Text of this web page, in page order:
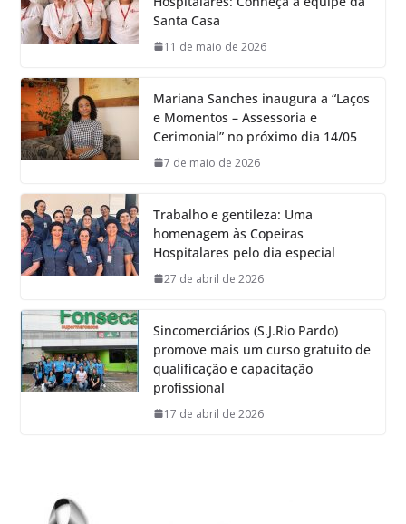
Santa Casa
11 de maio de 2026
Mariana Sanches inaugura a “Laços
e Momentos – Assessoria e
Cerimonial” no próximo dia 14/05
7 de maio de 2026
Trabalho e gentileza: Uma
homenagem às Copeiras
Hospitalares pelo dia especial
27 de abril de 2026
Sincomerciários (S.J.Rio Pardo)
promove mais um curso gratuito de
qualificação e capacitação
profissional
17 de abril de 2026